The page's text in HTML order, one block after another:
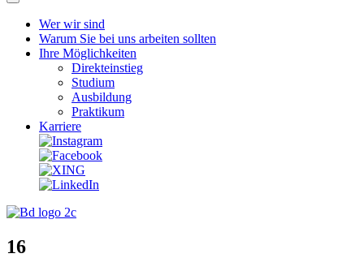
Wer wir sind
Warum Sie bei uns arbeiten sollten
Ihre Möglichkeiten
Direkteinstieg
Studium
Ausbildung
Praktikum
Karriere
16